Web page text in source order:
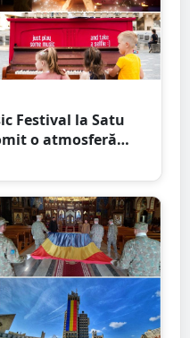
Festival la Satu
o atmosferă